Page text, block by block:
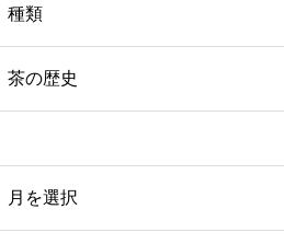
種類
茶の歴史